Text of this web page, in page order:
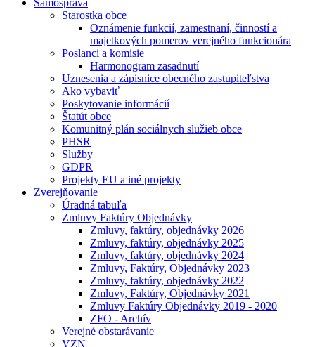
Samospráva
Starostka obce
Oznámenie funkcií, zamestnaní, činností a
majetkových pomerov verejného funkcionára
Poslanci a komisie
Harmonogram zasadnutí
Uznesenia a zápisnice obecného zastupiteľstva
Ako vybaviť
Poskytovanie informácií
Štatút obce
Komunitný plán sociálnych služieb obce
PHSR
Služby
GDPR
Projekty EU a iné projekty
Zverejňovanie
Úradná tabuľa
Zmluvy Faktúry Objednávky
Zmluvy, faktúry, objednávky 2026
Zmluvy, faktúry, objednávky 2025
Zmluvy, faktúry, objednávky 2024
Zmluvy, Faktúry, Objednávky 2023
Zmluvy, faktúry, objednávky 2022
Zmluvy, Faktúry, Objednávky 2021
Zmluvy Faktúry Objednávky 2019 - 2020
ZFO - Archív
Verejné obstarávanie
VZN